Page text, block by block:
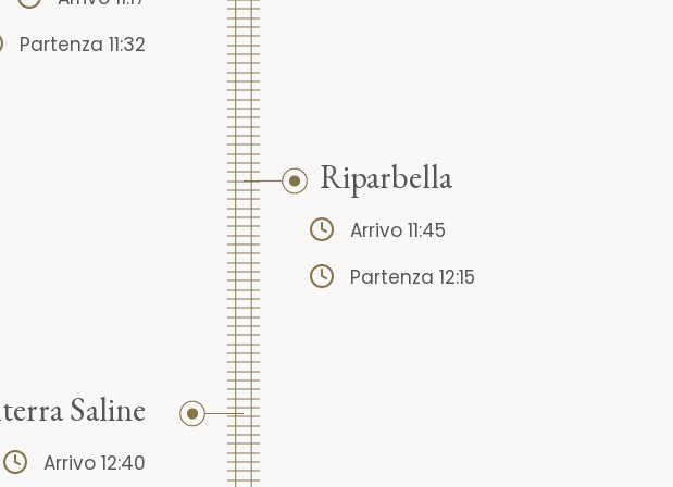
Partenza 11:32
Riparbella
Arrivo 11:45
Partenza 12:15
Saline
Arrivo 12:40